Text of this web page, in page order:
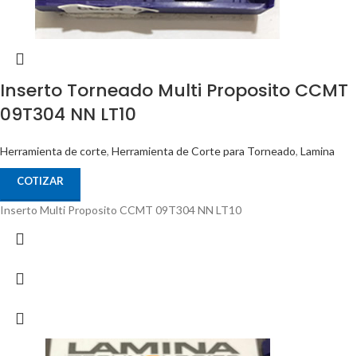
Inserto Torneado Multi Proposito CCMT
09T304 NN LT10
Herramienta de corte, Herramienta de Corte para Torneado, Lamina
COTIZAR
Inserto Multi Proposito CCMT 09T304 NN LT10